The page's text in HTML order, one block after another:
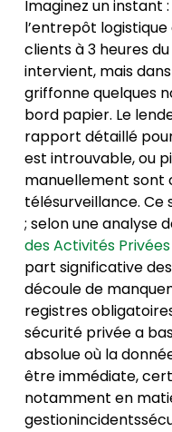
Imaginez un instant
l’entrepôt logistique
clients à 3 heures
intervient, mais
griffonne quelques
bord papier. Le
rapport détaillé
est introuvable, ou
manuellement sont
télésurveillance. Ce
; selon une analyse
des Activités
part significative
découle de
registres
sécurité privée a
absolue où la
être immédiate,
notamment en